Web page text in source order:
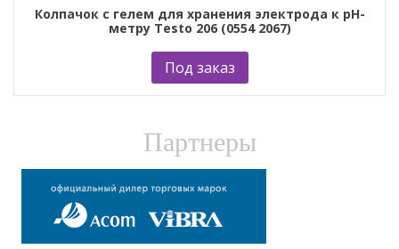
Колпачок с гелем для хранения электрода к рН-
метру Testo 206 (0554 2067)
Под заказ
Партнеры